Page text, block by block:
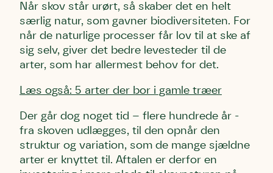
Når skov står urørt, så skaber det en helt
særlig natur, som gavner biodiversiteten. For
når de naturlige processer får lov til at ske af
sig selv, giver det bedre levesteder til de
arter, som har allermest behov for det.
Læs også: 5 arter der bor i gamle træer
Der går dog noget tid – flere hundrede år -
fra skoven udlægges, til den opnår den
struktur og variation, som de mange sjældne
arter er knyttet til. Aftalen er derfor en